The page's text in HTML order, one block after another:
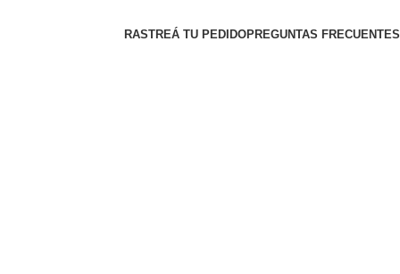
RASTREÁ TU PEDIDOPREGUNTAS FRECUENTES